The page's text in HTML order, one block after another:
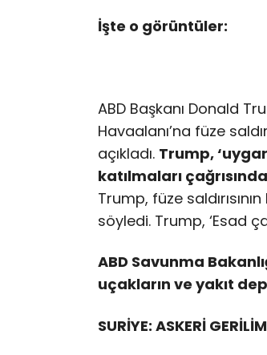
İşte o görüntüler:
ABD Başkanı Donald
Havaalanı’na füze
açıkladı. Trump,
katılmaları
Trump, füze
söyledi. Trump, ‘Esad
ABD Savunma
uçakların ve yakıt
SURİYE: ASKERİ